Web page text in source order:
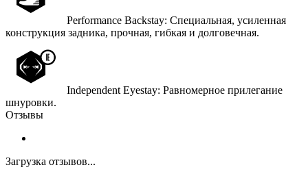
Performance Backstay: Специальная, усиленная
конструкция задника, прочная, гибкая и долговечная.
Independent Eyestay: Равномерное прилегание
шнуровки.
Отзывы
Загрузка отзывов...